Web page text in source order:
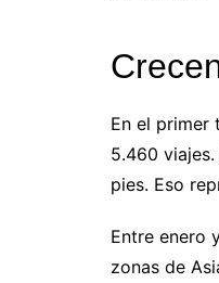
En el primer
5.460
pies. Eso
Entre enero
zonas de